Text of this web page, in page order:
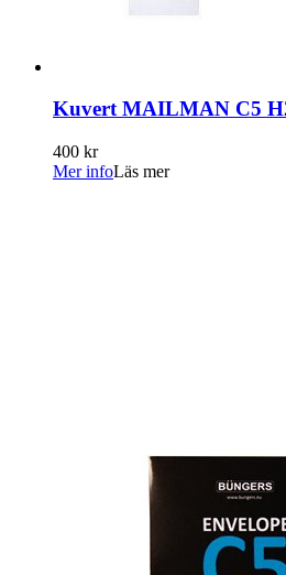
Kuvert MAILMAN C5
400 kr
Mer infoLäs mer